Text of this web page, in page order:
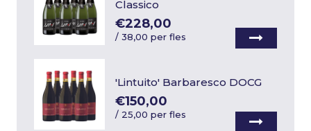
Classico
€228,00
/38,00 per fles
'Lintuito' Barbaresco DOCG
€150,00
/ 25,00 per fles